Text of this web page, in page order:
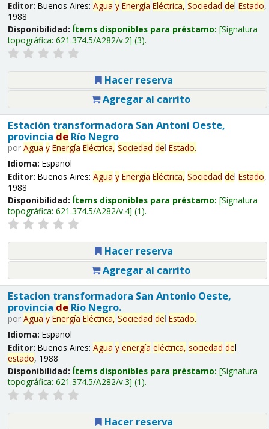
Editor: Buenos Aires: Agua y Energía Eléctrica, Sociedad del Estado,
1988
Disponibilidad: Ítems disponibles para préstamo: Signatura
topográfica: 621.374.5/A282/v.2 (3).
Hacer reserva
Agregar al carrito
Estación transformadora San Antoni Oeste,
provincia deRío Negro
por Agua y Energía Eléctrica, Sociedad del Estado.
Idioma: Español
Editor: Buenos Aires: Agua y Energía Eléctrica, Sociedad del Estado,
1988
Disponibilidad: Ítems disponibles para préstamo: Signatura
topográfica: 621.374.5/A282/v.4 (1).
Hacer reserva
Agregar al carrito
Estacion transformadora San Antonio Oeste,
provincia deRío Negro.
por Agua y Energía Eléctrica, Sociedad del Estado.
Idioma: Español
Editor: Buenos Aires: Agua y energía eléctrica, sociedad del
estado, 1988
Disponibilidad: Ítems disponibles para préstamo: Signatura
topográfica: 621.374.5/A282/v.3 (1).
Hacer reserva